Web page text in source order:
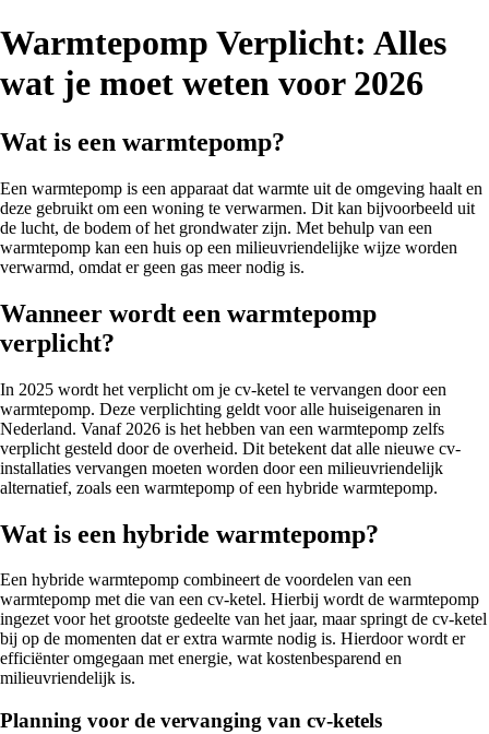
Warmtepomp Verplicht: Alles
wat je moet weten voor 2026
Wat is een warmtepomp?
Een warmtepomp is een apparaat dat warmte uit de omgeving haalt en
deze gebruikt om een woning te verwarmen. Dit kan bijvoorbeeld uit
de lucht, de bodem of het grondwater zijn. Met behulp van een
warmtepomp kan een huis op een milieuvriendelijke wijze worden
verwarmd, omdat er geen gas meer nodig is.
Wanneer wordt een warmtepomp
verplicht?
In 2025 wordt het verplicht om je cv-ketel te vervangen door een
warmtepomp. Deze verplichting geldt voor alle huiseigenaren in
Nederland. Vanaf 2026 is het hebben van een warmtepomp zelfs
verplicht gesteld door de overheid. Dit betekent dat alle nieuwe cv-
installaties vervangen moeten worden door een milieuvriendelijk
alternatief, zoals een warmtepomp of een hybride warmtepomp.
Wat is een hybride warmtepomp?
Een hybride warmtepomp combineert de voordelen van een
warmtepomp met die van een cv-ketel. Hierbij wordt de warmtepomp
ingezet voor het grootste gedeelte van het jaar, maar springt de cv-ketel
bij op de momenten dat er extra warmte nodig is. Hierdoor wordt er
efficiënter omgegaan met energie, wat kostenbesparend en
milieuvriendelijk is.
Planning voor de vervanging van cv-ketels